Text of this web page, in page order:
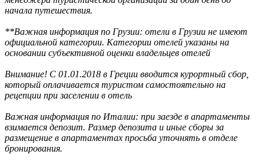
начала путешествия.
**Важная информация по Грузии: отели в Грузии не имеют
официальной категории. Категории отелей указаны на
основании субъективной оценки владельцев отелей
Внимание! С 01.01.2018 в Греции вводится курортный сбор,
который оплачивается туристом самостоятельно на
рецепции при заселении в отель
Важная информация по Италии: при заезде в апартаменты
взимается депозит. Размер депозита и иные сборы за
размещение в апартаментах просьба уточнять в отделе
бронирования.